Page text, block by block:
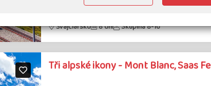
Švajčiarsko 8 dní Skupina 8-16
Tři alpské ikony - Mont Blanc, Saas